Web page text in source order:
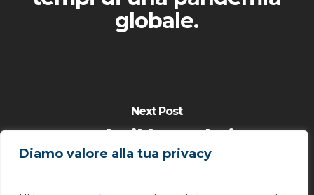
Diamo valore alla tua privacy
globale.
Next Post
Quando il brand vince
sulle preferenze